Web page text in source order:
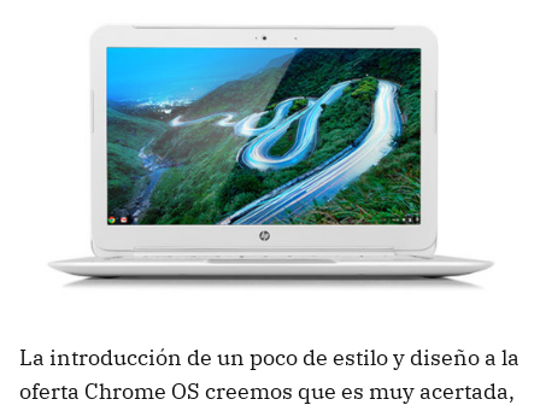
La introducción de un poco de estilo y diseño a la
oferta Chrome OS creemos que es muy acertada,